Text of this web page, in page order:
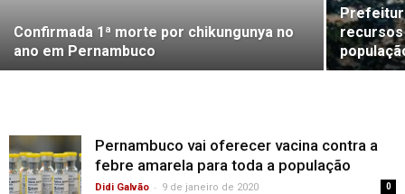
Confirmada 1ª morte por chikungunya no
ano em Pernambuco
recursos
Pernambuco vai oferecer vacina contra a
febre amarela para toda a população
Didi Galvão - 9 de janeiro de 2020 0